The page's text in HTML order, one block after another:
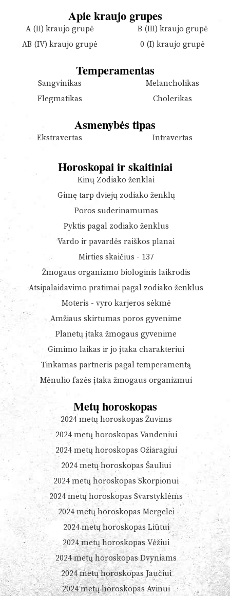
Apie kraujo grupes
A (II) kraujo grupė
B (III) kraujo grupė
AB (IV) kraujo grupė
0 (I) kraujo grupė
Temperamentas
Sangvinikas
Melancholikas
Flegmatikas
Cholerikas
Asmenybės tipas
Ekstravertas Intravertas
Horoskopai ir skaitiniai
Kinų Zodiako ženklai
Gimę tarp dviejų zodiako ženklų
Poros suderinamumas
Pyktis pagal zodiako ženklus
Vardo ir pavardės raiškos planai
Mirties skaičius - 137
Žmogaus organizmo biologinis laikrodis
Atsipalaidavimo pratimai pagal zodiako ženklus
Moteris - vyro karjeros sėkmė
Amžiaus skirtumas poros gyvenime
Planetų įtaka žmogaus gyvenime
Gimimo laikas ir jo įtaka charakteriui
Tinkamas partneris pagal temperamentą
Mėnulio fazės įtaka žmogaus organizmui
Metų horoskopas
2024 metų horoskopas Žuvims
2024 metų horoskopas Vandeniui
2024 metų horoskopas Ožiaragiui
2024 metų horoskopas Šauliui
2024 metų horoskopas Skorpionui
2024 metų horoskopas Svarstyklėms
2024 metų horoskopas Mergelei
2024 metų horoskopas Liūtui
2024 metų horoskopas Vėžiui
2024 metų horoskopas Dvyniams
2024 metų horoskopas Jaučiui
2024 metų horoskopas Avinui